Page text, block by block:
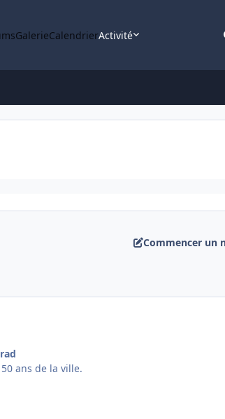
GalerieCalendrierActivité
Commencer un
ans de la ville.